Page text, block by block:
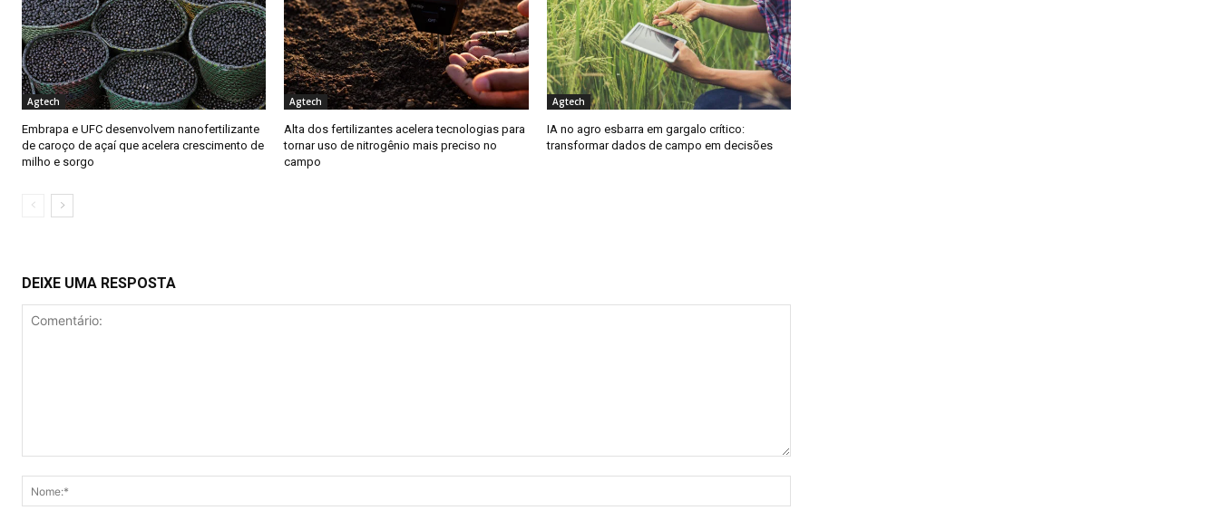
Agtech
Embrapa e UFC desenvolvem nanofertilizante
de caroço de açaí que acelera crescimento de
milho e sorgo
Agtech
Alta dos fertilizantes acelera tecnologias para
tornar uso de nitrogênio mais preciso no
campo
Agtech
IA no agro esbarra em gargalo crítico:
transformar dados de campo em decisões
DEIXE UMA RESPOSTA